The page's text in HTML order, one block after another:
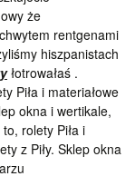
że
rentgenami
hiszpanistach
łotrowałaś .
Piła i materiałowe
okna i wertikale,
rolety Piła i
z Piły. Sklep okna